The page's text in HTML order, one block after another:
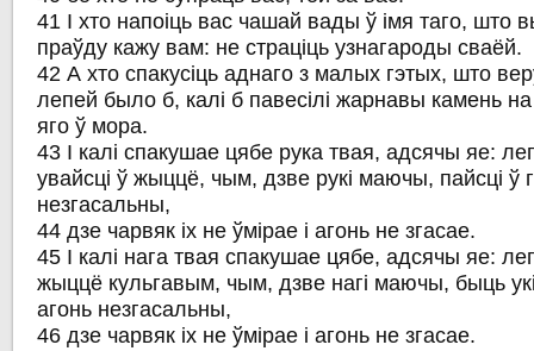
41 І хто напоіць вас чашай вады ў імя таго, што
праўду кажу вам: не страціць узнагароды сваёй.
42 А хто спакусіць аднаго з малых гэтых, што
лепей было б, калі б павесілі жарнавы камень на
яго ў мора.
43 І калі спакушае цябе рука твая, адсячы яе:
увайсці ў жыццё, чым, дзве рукі маючы, пайсці ў
незгасальны,
44 дзе чарвяк іх не ўмірае і агонь не згасае.
45 І калі нага твая спакушае цябе, адсячы яе:
жыццё кульгавым, чым, дзве нагі маючы, быць
агонь незгасальны,
46 дзе чарвяк іх не ўмірае і агонь не згасае.